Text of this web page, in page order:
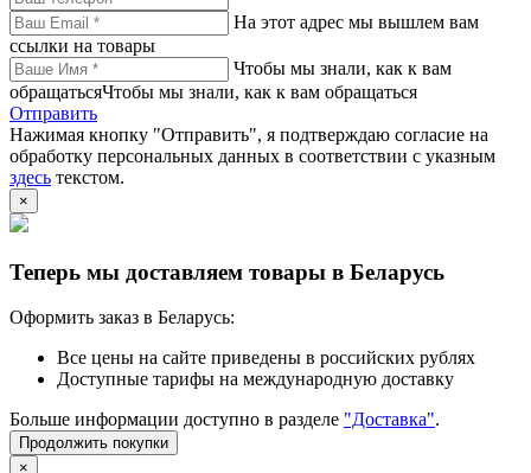
На этот адрес мы вышлем вам
ссылки на товары
Чтобы мы знали, как к вам
обращатьсяЧтобы мы знали, как к вам обращаться
Отправить
Нажимая кнопку "Отправить", я подтверждаю согласие на
обработку персональных данных в соответствии с указным
здесь текстом.
×
Теперь мы доставляем товары в Беларусь
Оформить заказ в Беларусь:
Все цены на сайте приведены в российских рублях
Доступные тарифы на международную доставку
Больше информации доступно в разделе "Доставка".
Продолжить покупки
×